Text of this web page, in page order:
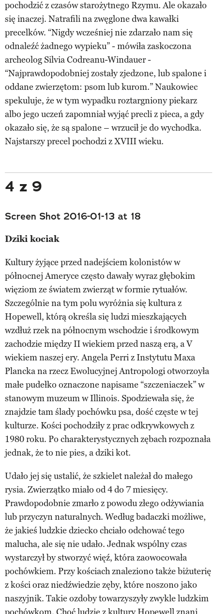
pochodzić z czasów starożytnego Rzymu. Ale okazało
się inaczej. Natrafili na zwęglone dwa kawałki
precelków. “Nigdy wcześniej nie zdarzało nam się
odnaleźć żadnego wypieku” - mówiła zaskoczona
archeolog Silvia Codreanu-Windauer -
“Najprawdopodobniej zostały zjedzone, lub spalone i
oddane zwierzętom: psom lub kurom.” Naukowiec
spekuluje, że w tym wypadku roztargniony piekarz
albo jego uczeń zapomniał wyjąć precli z pieca, a gdy
okazało się, że są spalone – wrzucił je do wychodka.
Najstarszy precel pochodzi z XVIII wieku.
4 z 9
Screen Shot 2016-01-13 at 18
Dziki kociak
Kultury żyjące przed nadejściem kolonistów w
północnej Ameryce często dawały wyraz głębokim
więziom ze światem zwierząt w formie rytuałów.
Szczególnie na tym polu wyróżnia się kultura z
Hopewell, którą określa się ludzi mieszkających
wzdłuż rzek na północnym wschodzie i środkowym
zachodzie między II wiekiem przed naszą erą, a V
wiekiem naszej ery. Angela Perri z Instytutu Maxa
Plancka na rzecz Ewolucyjnej Antropologi otworzoyła
małe pudełko oznaczone napisame “szczeniaczek” w
stanowym muzeum w Illinois. Spodziewała się, że
znajdzie tam ślady pochówku psa, dość częste w tej
kulturze. Kości pochodziły z prac odkrywkowych z
1980 roku. Po charakterystycznych zębach rozpoznała
jednak, że to nie pies, a dziki kot.
Udało jej się ustalić, że szkielet należał do małego
rysia. Zwierzątko miało od 4 do 7 miesięcy.
Prawdopodobnie zmarło z powodu złego odżywiania
lub przyczyn naturalnych. Według badaczki możliwe,
że jakieś ludzkie dziecko chciało odchować tego
malucha, ale się nie udało. Jednak wspólny czas
wystarczył by stworzyć więź, która zaowocowała
pochówkiem. Przy kościach znaleziono także biżuterię
z kości oraz niedźwiedzie zęby, które noszono jako
naszyjnik. Takie ozdoby towarzyszyły zwykle ludzkim